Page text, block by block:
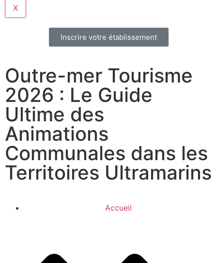
X
Inscrire votre établissement
Outre-mer Tourisme
2026 : Le Guide
Ultime des
Animations
Communales dans les
Territoires Ultramarins
Accueil